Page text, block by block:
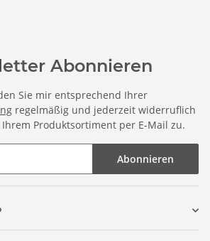
Abonnieren
Sie mir entsprechend Ihrer
regelmäßig und jederzeit widerruflich
Produktsortiment per E-Mail zu.
Abonnieren